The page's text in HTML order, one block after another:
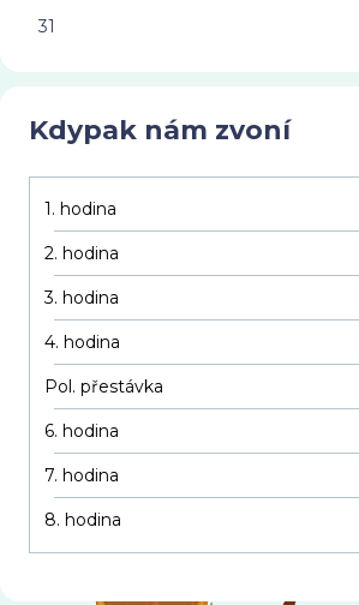
31
Kdypak nám zvoní
1. hodina
2. hodina
3. hodina
4. hodina
Pol. přestávka
6. hodina
7. hodina
8. hodina